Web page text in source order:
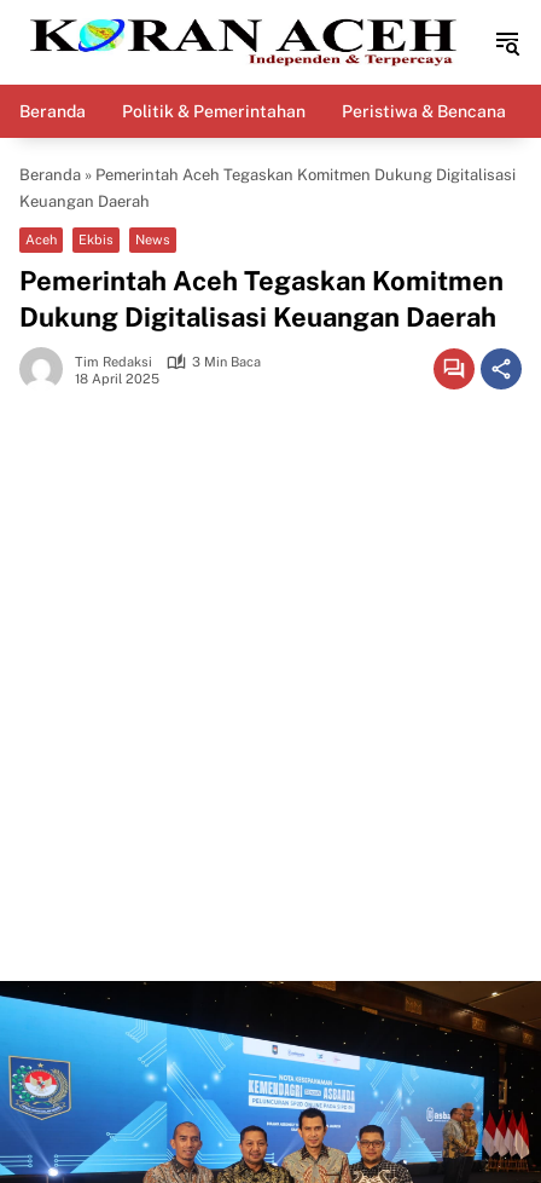
Beranda Politik & Pemerintahan Peristiwa & Bencana
Beranda » Pemerintah Aceh Tegaskan Komitmen Dukung Digitalisasi
Keuangan Daerah
Aceh Ekbis News
Pemerintah Aceh Tegaskan Komitmen
Dukung Digitalisasi Keuangan Daerah
Tim Redaksi
3 Min Baca
18 April 2025